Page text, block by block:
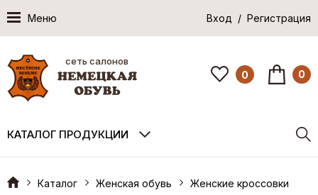
Меню Вход / Регистрация
сеть салонов
0 0
КАТАЛОГ ПРОДУКЦИИ
Каталог Женская обувь Женские кроссовки